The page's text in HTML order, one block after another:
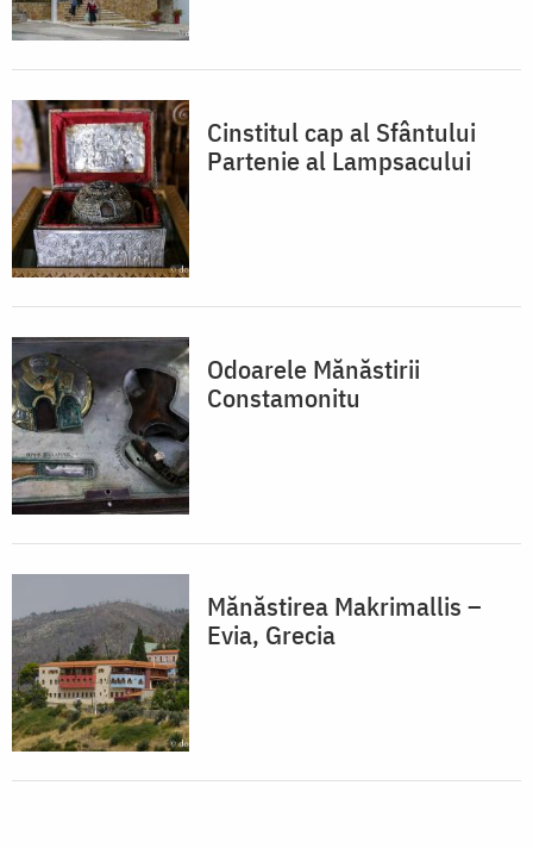
Cinstitul cap al Sfântului
Partenie al Lampsacului
Odoarele Mănăstirii
Constamonitu
Mănăstirea Makrimallis –
Evia, Grecia